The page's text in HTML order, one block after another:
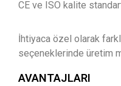
CE ve ISO kalite
İhtiyaca özel olarak
seçeneklerinde üretim
AVANTAJLARI